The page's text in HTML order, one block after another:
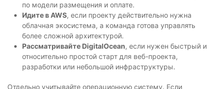
по модели размещения и оплате.
Идите в AWS, если проекту действительно нужна
облачная экосистема, а команда готова управлять
более сложной архитектурой.
Рассматривайте DigitalOcean, если нужен быстрый и
относительно простой старт для веб-проекта,
разработки или небольшой инфраструктуры.
Отдельно учитывайте операционную систему. Если